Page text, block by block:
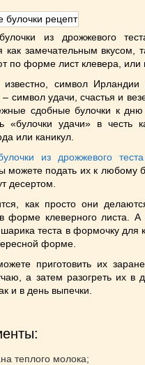
из дрожжевого
как замечательным
по форме лист клевера, или
символ
– символ удачи, счастья и
сдобные булочки к
«булочки удачи» в
или каникул.
из дрожжевого теста
можете подать их к любому
десертом.
как просто они
форме клеверного листа. А
теста в формочку для
форме.
приготовить их
а затем разогреть их в
и в день выпечки.
теплого молока;